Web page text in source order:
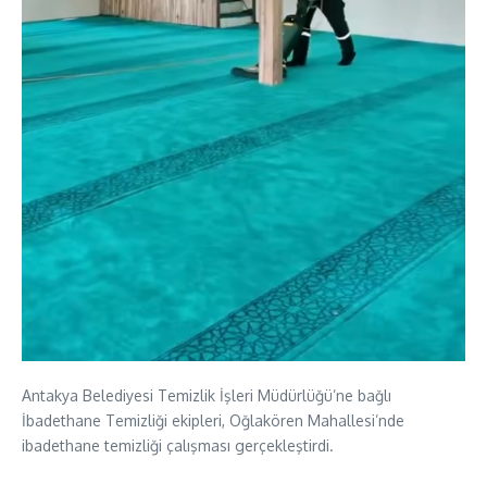
Antakya Belediyesi Temizlik İşleri Müdürlüğü’ne bağlı
İbadethane Temizliği ekipleri, Oğlakören Mahallesi’nde
ibadethane temizliği çalışması gerçekleştirdi.